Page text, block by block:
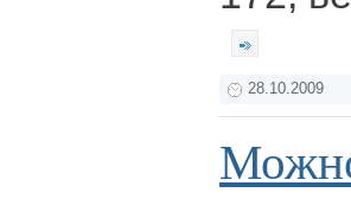
28.10.2009